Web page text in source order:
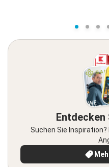
Entdecken
Suchen Sie